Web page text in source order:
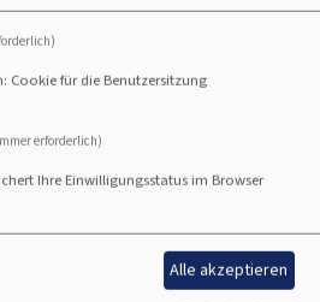
Cookie für die Benutzersitzung
erforderlich)
Ihre Einwilligungsstatus im Browser
Alle akzeptieren